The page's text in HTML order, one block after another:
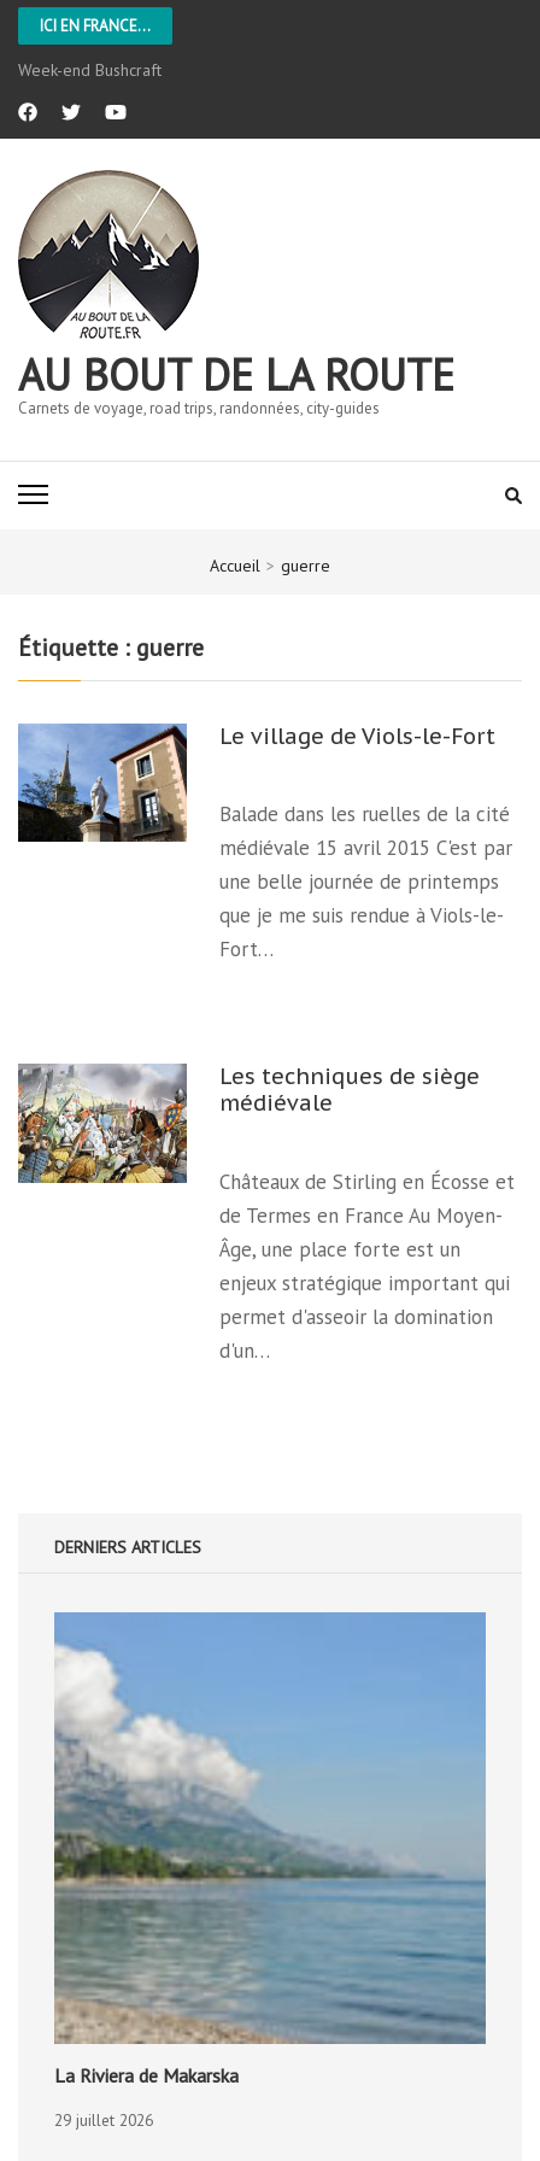
ICI EN FRANCE...
Week-end Bushcraft
AU BOUT DE LA ROUTE
Carnets de voyage, road trips, randonnées, city-guides
Accueil > guerre
Étiquette : guerre
Le village de Viols-le-Fort
Balade dans les ruelles de la cité
médiévale 15 avril 2015 C'est par
une belle journée de printemps
que je me suis rendue à Viols-le-
Fort…
Les techniques de siège
médiévale
Châteaux de Stirling en Écosse et
de Termes en France Au Moyen-
Âge, une place forte est un
enjeux stratégique important qui
permet d'asseoir la domination
d'un…
DERNIERS ARTICLES
La Riviera de Makarska
29 juillet 2026